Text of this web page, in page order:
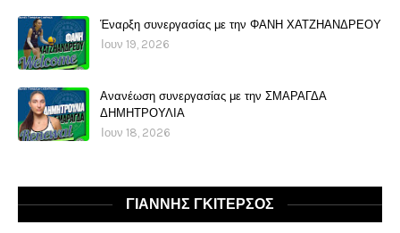
Έναρξη συνεργασίας με την ΦΑΝΗ ΧΑΤΖΗΑΝΔΡΕΟΥ
Ιουν 19, 2026
Ανανέωση συνεργασίας με την ΣΜΑΡΑΓΔΑ
ΔΗΜΗΤΡΟΥΛΙΑ
Ιουν 18, 2026
ΓΙΑΝΝΗΣ ΓΚΙΤΕΡΣΟΣ